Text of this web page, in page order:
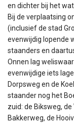
en dichter bij het
Bij de verplaatsing
(inclusief de stad
evenwijdig lopende
staanders en
Onnen lag
evenwijdige iets
Dorpsweg en de
staander nog het
zuid: de Biksweg,
Bakkerweg, de